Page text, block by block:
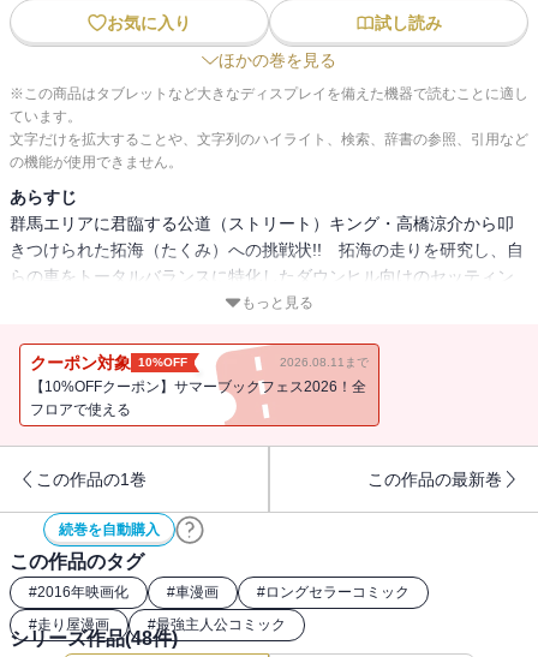
お気に入り
試し読み
ほかの巻を見る
※この商品はタブレットなど大きなディスプレイを備えた機器で読むことに適し
ています。
文字だけを拡大することや、文字列のハイライト、検索、辞書の参照、引用など
の機能が使用できません。
あらすじ
群馬エリアに君臨する公道（ストリート）キング・高橋涼介から叩
きつけられた拓海（たくみ）への挑戦状!! 拓海の走りを研究し、自
らの車をトータルバランスに特化したダウンヒル向けのセッティン
グに変更した涼介は、この勝負に絶対の自信を見せる！ 大勢の注
かし先行した拓海は、後ろをピタリとついてくる涼介に激しいプレ
ッシャーを感じはじめて……!?
もっと見る
クーポン対象 10%OFF 2026.08.11まで
【10%OFFクーポン】サマーブックフェス2026！全
フロアで使える
この作品の1巻 この作品の最新巻
続巻を自動購入
この作品のタグ
#2016年映画化 #車漫画 #ロングセラーコミック
#走り屋漫画 #最強主人公コミック
シリーズ作品(48件)